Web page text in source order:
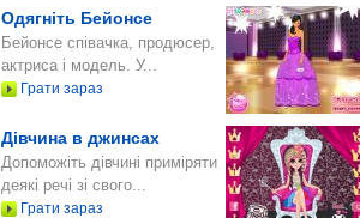
Одягніть Бейонсе
Бейонсе співачка, продюсер,
актриса і модель. У...
Грати зараз
Дівчина в джинсах
Допоможіть дівчині приміряти
деякі речі зі свого...
Грати зараз